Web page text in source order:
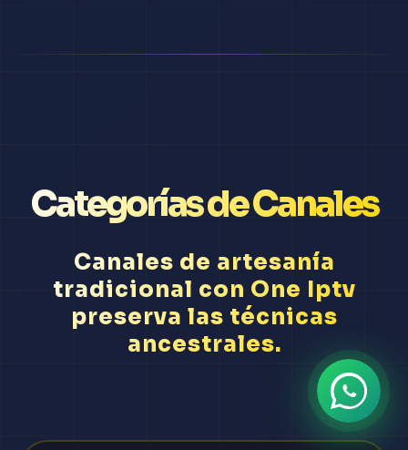
Categorías de Canales
Canales de artesanía
tradicional con One Iptv
preserva las técnicas
ancestrales.